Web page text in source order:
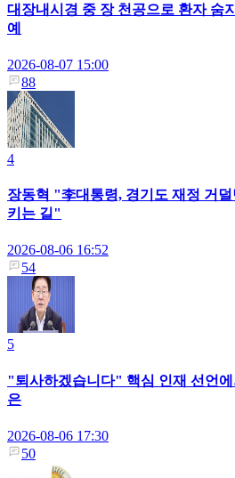
대장내시경 중 장 천공으로 환자 숨
예
2026-08-07 15:00
88
4
장동혁 "李대통령, 경기도 재정 거
키는 길"
2026-08-06 16:52
54
5
"퇴사하겠습니다" 핵심 인재 선언
은
2026-08-06 17:30
50